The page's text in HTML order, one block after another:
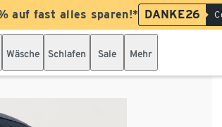
auf fast alles sparen!* DANKE26
Wäsche Schlafen Sale Mehr